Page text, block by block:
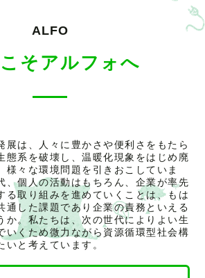
ALFO
そアルフォへ
展は、人々に豊かさや便利さをもたら
態系を破壊し、温暖化現象をはじめ廃
様々な環境問題を引きおこしていま
、個人の活動はもちろん、企業が率先
る取り組みを進めていくことは、もは
通した課題であり企業の責務といえる
か。私たちは、次の世代によりよい生
いくため微力ながら資源循環型社会構
いと考えています。